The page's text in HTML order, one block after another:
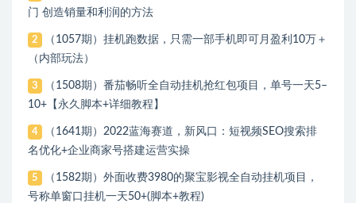
门 创造销量和利润的方法
2
（1057期）挂机跑数据，只需一部手机即可月盈利10万＋
（内部玩法）
3
（1508期）番茄畅听全自动挂机抢红包项目，单号一天5–
10+【永久脚本+详细教程】
4
（1641期）2022蓝海赛道，新风口：短视频SEO搜索排
名优化+企业商家号搭建运营实操
5
（1582期）外面收费3980的聚宝影视全自动挂机项目，
号称单窗口挂机一天50+(脚本+教程)